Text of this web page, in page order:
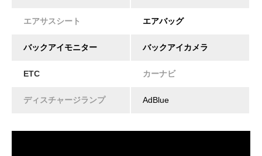
エアサスシート エアバッグ
バックアイモニター バックアイカメラ
ETC カーナビ
ディスチャージランプ AdBlue